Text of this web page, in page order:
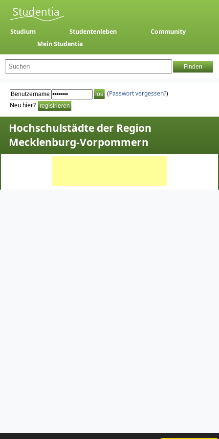
Studium Studentenleben
Community
Mein Studentia
(Passwort vergessen?)
Neu hier?
Hochschulstädte der Region
Mecklenburg-Vorpommern